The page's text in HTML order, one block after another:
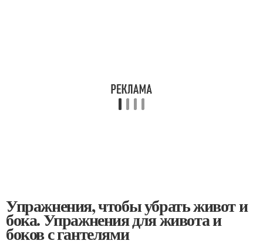
Упражнения, чтобы убрать живот и
бока. Упражнения для живота и
боков с гантелями